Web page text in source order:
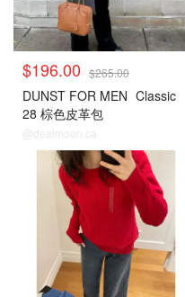
$196.00 $265.00
DUNST FOR MEN Classic
28 棕色皮革包
@dealmoon.ca
小编推荐